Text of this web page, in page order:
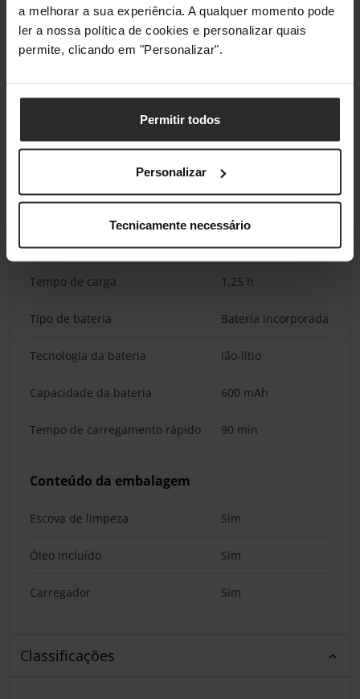
a melhorar a sua experiência. A qualquer momento pode
ler a nossa política de cookies e personalizar quais
permite, clicando em "Personalizar".
Permitir todos
Personalizar
Tecnicamente necessário
Indicação de bateria fraca Sim
Indicadores LED
Fonte de alimentação AC/Bateria
Tempo de funcionamento 90 min
Recarregável Sim
Tempo de carga 1,25 h
Tipo de bateria Bateria incorporada
Tecnologia da bateria Ião-lítio
Capacidade da bateria 600 mAh
Tempo de carregamento rápido 90 min
Conteúdo da embalagem
Escova de limpeza Sim
Óleo incluído Sim
Carregador Sim
Classificações